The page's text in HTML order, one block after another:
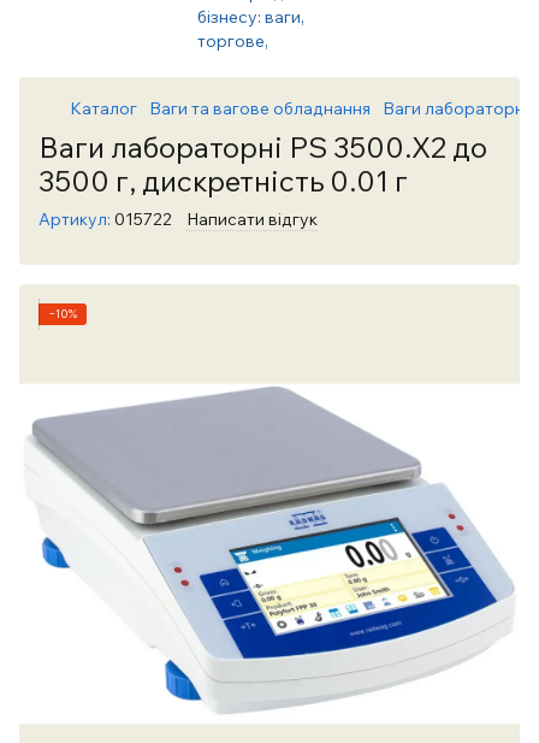
Каталог Ваги та вагове обладнання Ваги лабораторні
Ваги лабораторні PS 3500.X2 до
3500 г, дискретність 0.01 г
Артикул: 015722 Написати відгук
−10%